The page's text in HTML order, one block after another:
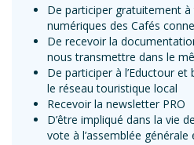
De participer gratuitement
numériques des Cafés
De recevoir la
nous transmettre dans le
De participer à l’Eductour
le réseau touristique local
Recevoir la newsletter PRO
D’être impliqué dans la vie
vote à l’assemblée